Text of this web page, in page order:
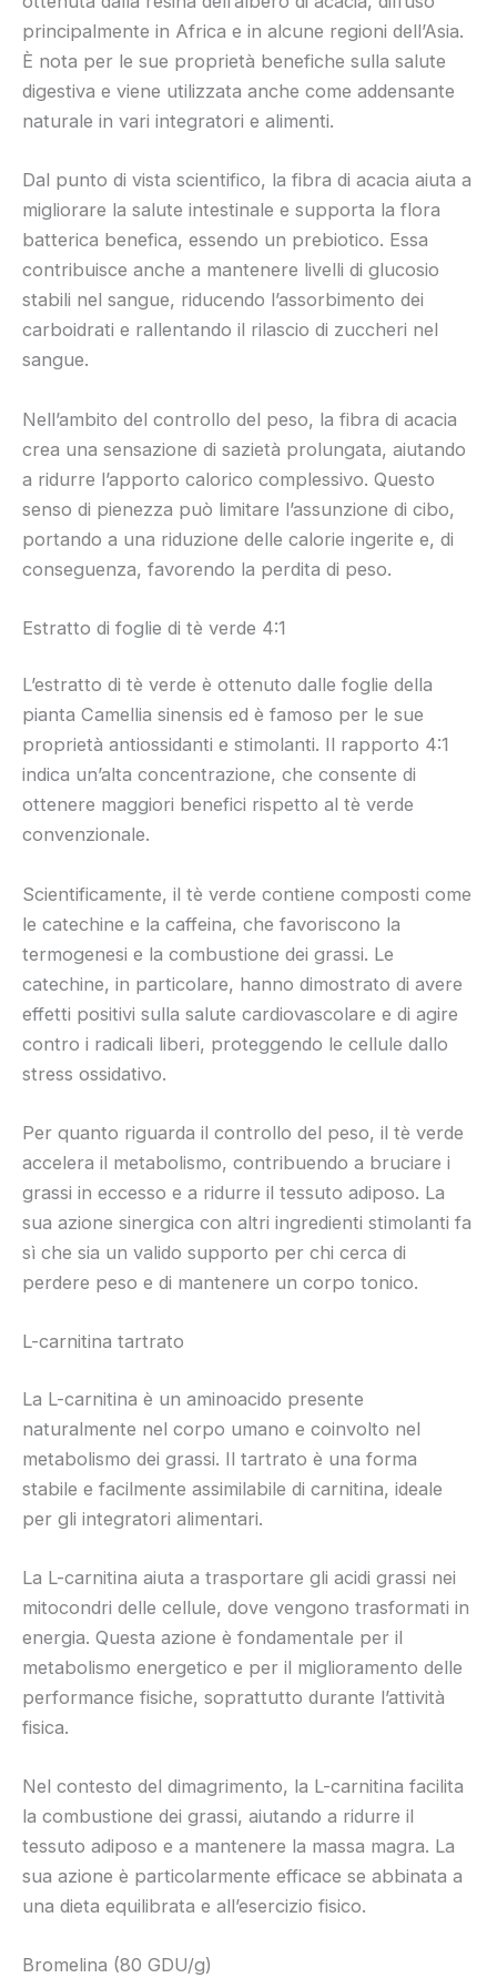
principalmente in Africa e in alcune regioni dell’Asia.
È nota per le sue proprietà benefiche sulla salute
digestiva e viene utilizzata anche come addensante
naturale in vari integratori e alimenti.
Dal punto di vista scientifico, la fibra di acacia aiuta a
migliorare la salute intestinale e supporta la flora
batterica benefica, essendo un prebiotico. Essa
contribuisce anche a mantenere livelli di glucosio
stabili nel sangue, riducendo l’assorbimento dei
carboidrati e rallentando il rilascio di zuccheri nel
sangue.
Nell’ambito del controllo del peso, la fibra di acacia
crea una sensazione di sazietà prolungata, aiutando
a ridurre l’apporto calorico complessivo. Questo
senso di pienezza può limitare l’assunzione di cibo,
portando a una riduzione delle calorie ingerite e, di
conseguenza, favorendo la perdita di peso.
Estratto di foglie di tè verde 4:1
L’estratto di tè verde è ottenuto dalle foglie della
pianta Camellia sinensis ed è famoso per le sue
proprietà antiossidanti e stimolanti. Il rapporto 4:1
indica un’alta concentrazione, che consente di
ottenere maggiori benefici rispetto al tè verde
convenzionale.
Scientificamente, il tè verde contiene composti come
le catechine e la caffeina, che favoriscono la
termogenesi e la combustione dei grassi. Le
catechine, in particolare, hanno dimostrato di avere
effetti positivi sulla salute cardiovascolare e di agire
contro i radicali liberi, proteggendo le cellule dallo
stress ossidativo.
Per quanto riguarda il controllo del peso, il tè verde
accelera il metabolismo, contribuendo a bruciare i
grassi in eccesso e a ridurre il tessuto adiposo. La
sua azione sinergica con altri ingredienti stimolanti fa
sì che sia un valido supporto per chi cerca di
perdere peso e di mantenere un corpo tonico.
L-carnitina tartrato
La L-carnitina è un aminoacido presente
naturalmente nel corpo umano e coinvolto nel
metabolismo dei grassi. Il tartrato è una forma
stabile e facilmente assimilabile di carnitina, ideale
per gli integratori alimentari.
La L-carnitina aiuta a trasportare gli acidi grassi nei
mitocondri delle cellule, dove vengono trasformati in
energia. Questa azione è fondamentale per il
metabolismo energetico e per il miglioramento delle
performance fisiche, soprattutto durante l’attività
fisica.
Nel contesto del dimagrimento, la L-carnitina facilita
la combustione dei grassi, aiutando a ridurre il
tessuto adiposo e a mantenere la massa magra. La
sua azione è particolarmente efficace se abbinata a
una dieta equilibrata e all’esercizio fisico.
Bromelina (80 GDU/g)